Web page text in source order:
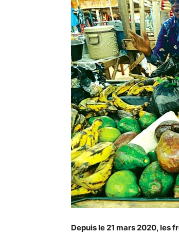
Depuis le 21 mars 2020, les